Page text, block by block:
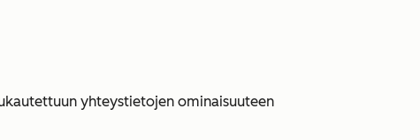
yhteystietojen ominaisuuteen